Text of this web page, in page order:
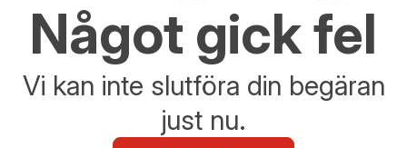
Något gick fel
Vi kan inte slutföra din begäran
just nu.